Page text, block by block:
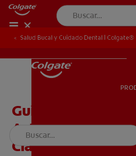
PARA
Salud Bucal y Cuidado Dental | Colgate®
Salud Bucal y Cuidado Dental | Colgate®
Guía para los
Actividades para
Clase - Docente